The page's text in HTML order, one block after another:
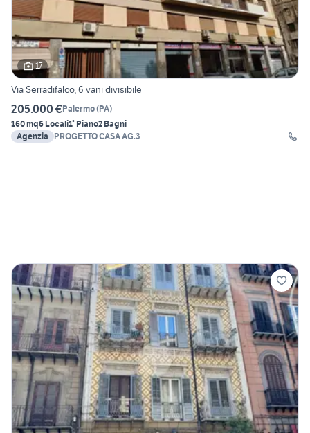
17
Via Serradifalco, 6 vani divisibile
205.000 €Palermo(PA)
160 mq6 Locali1° Piano2 Bagni
Agenzia
PROGETTO CASA AG.3